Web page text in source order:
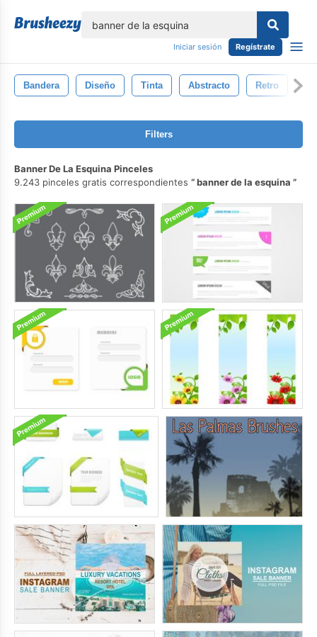
Iniciar sesión Regístrate
Bandera Diseño Tinta Abstracto Retro
Filters
Banner De La Esquina Pinceles
9.243 pinceles gratis correspondientes
banner de la esquina